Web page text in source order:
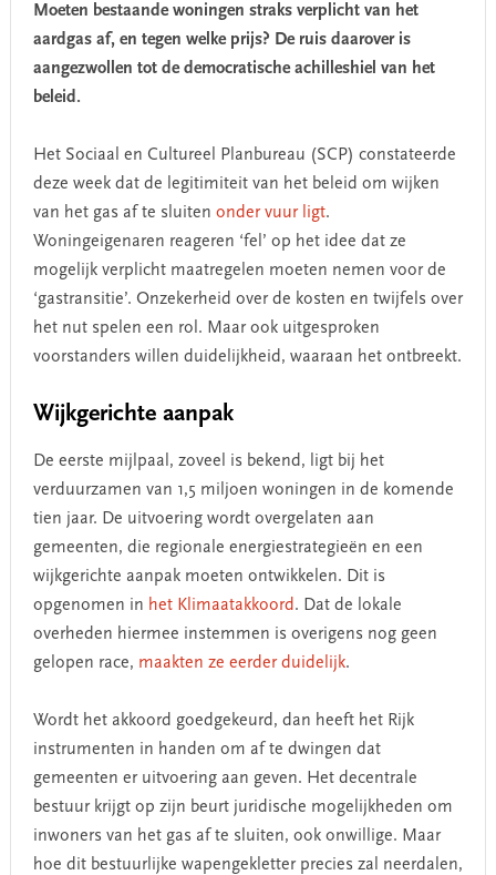
Moeten bestaande woningen straks verplicht van het
aardgas af, en tegen welke prijs? De ruis daarover is
aangezwollen tot de democratische achilleshiel van het
beleid.
Het Sociaal en Cultureel Planbureau (SCP) constateerde
deze week dat de legitimiteit van het beleid om wijken
van het gas af te sluiten onder vuur ligt.
Woningeigenaren reageren ‘fel’ op het idee dat ze
mogelijk verplicht maatregelen moeten nemen voor de
‘gastransitie’. Onzekerheid over de kosten en twijfels over
het nut spelen een rol. Maar ook uitgesproken
voorstanders willen duidelijkheid, waaraan het ontbreekt.
Wijkgerichte aanpak
De eerste mijlpaal, zoveel is bekend, ligt bij het
verduurzamen van 1,5 miljoen woningen in de komende
tien jaar. De uitvoering wordt overgelaten aan
gemeenten, die regionale energiestrategieën en een
wijkgerichte aanpak moeten ontwikkelen. Dit is
opgenomen in het Klimaatakkoord. Dat de lokale
overheden hiermee instemmen is overigens nog geen
gelopen race, maakten ze eerder duidelijk.
Wordt het akkoord goedgekeurd, dan heeft het Rijk
instrumenten in handen om af te dwingen dat
gemeenten er uitvoering aan geven. Het decentrale
bestuur krijgt op zijn beurt juridische mogelijkheden om
inwoners van het gas af te sluiten, ook onwillige. Maar
hoe dit bestuurlijke wapengekletter precies zal neerdalen,